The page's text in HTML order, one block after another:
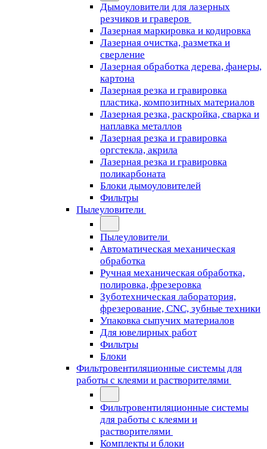
Дымоуловители для лазерных
резчиков и граверов
Лазерная маркировка и кодировка
Лазерная очистка, разметка и
сверление
Лазерная обработка дерева, фанеры,
картона
Лазерная резка и гравировка
пластика, композитных материалов
Лазерная резка, раскройка, сварка и
наплавка металлов
Лазерная резка и гравировка
оргстекла, акрила
Лазерная резка и гравировка
поликарбоната
Блоки дымоуловителей
Фильтры
Пылеуловители
Пылеуловители
Автоматическая механическая
обработка
Ручная механическая обработка,
полировка, фрезеровка
Зуботехническая лаборатория,
фрезерование, CNC, зубные техники
Упаковка сыпучих материалов
Для ювелирных работ
Фильтры
Блоки
Фильтровентиляционные системы для
работы с клеями и растворителями
Фильтровентиляционные системы
для работы с клеями и
растворителями
Комплекты и блоки